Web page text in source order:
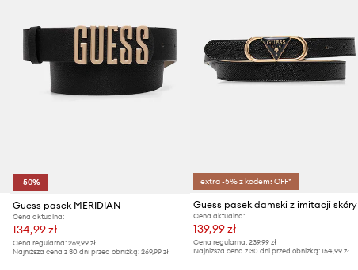
-50%
Guess pasek MERIDIAN
Cena aktualna:
134,99 zł
Cena regularna: 269,99 zł
Najniższa cena z 30 dni przed obniżką: 269,99 zł
extra -5% z kodem: OFF*
Guess pasek damski z imitacji skóry
Cena aktualna:
139,99 zł
Cena regularna: 239,99 zł
Najniższa cena z 30 dni przed obniżką: 154,99 zł